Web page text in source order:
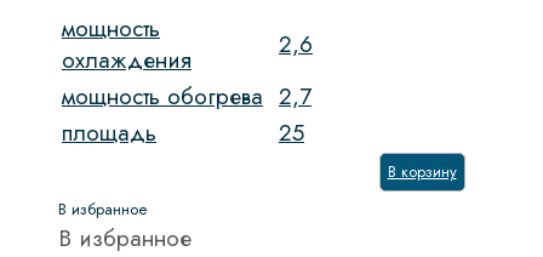
мощность
охлаждения
2,6
мощность обогрева 2,7
площадь
25
В корзину
В избранное
В избранное